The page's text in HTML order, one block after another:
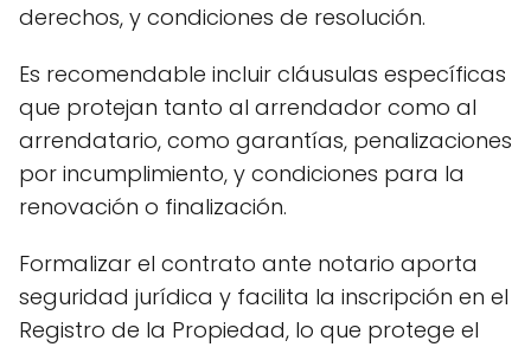
derechos, y condiciones de resolución.
Es recomendable incluir cláusulas específicas
que protejan tanto al arrendador como al
arrendatario, como garantías, penalizaciones
por incumplimiento, y condiciones para la
renovación o finalización.
Formalizar el contrato ante notario aporta
seguridad jurídica y facilita la inscripción en el
Registro de la Propiedad, lo que protege el